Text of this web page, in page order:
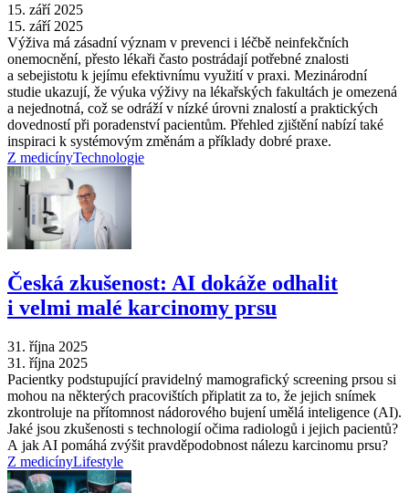
15. září 2025
15. září 2025
Výživa má zásadní význam v prevenci i léčbě neinfekčních
onemocnění, přesto lékaři často postrádají potřebné znalosti
a sebejistotu k jejímu efektivnímu využití v praxi. Mezinárodní
studie ukazují, že výuka výživy na lékařských fakultách je omezená
a nejednotná, což se odráží v nízké úrovni znalostí a praktických
dovedností při poradenství pacientům. Přehled zjištění nabízí také
inspiraci k systémovým změnám a příklady dobré praxe.
Z medicínyTechnologie
Česká zkušenost: AI dokáže odhalit
i velmi malé karcinomy prsu
31. října 2025
31. října 2025
Pacientky podstupující pravidelný mamografický screening prsou si
mohou na některých pracovištích připlatit za to, že jejich snímek
zkontroluje na přítomnost nádorového bujení umělá inteligence (AI).
Jaké jsou zkušenosti s technologií očima radiologů i jejich pacientů?
A jak AI pomáhá zvýšit pravděpodobnost nálezu karcinomu prsu?
Z medicínyLifestyle